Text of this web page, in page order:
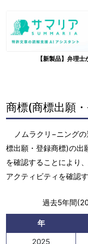
【新製品】弁理
商標(商標出願
ノムラクリ−ニング
標出願・登録商標)の出
を確認することにより
アクティビティを確認
過去5年間
年
2025